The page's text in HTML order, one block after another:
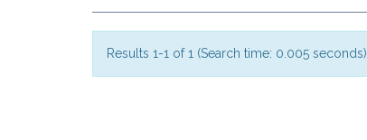
Results 1-1 of 1 (Search time: 0.005 seconds).